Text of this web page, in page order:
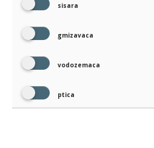
sisara
gmizavaca
vodozemaca
ptica